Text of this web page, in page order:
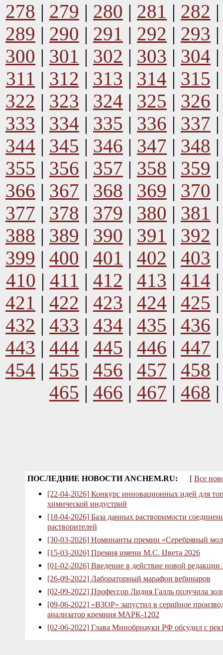
278 | 279 | 280 | 281 | 282
289 | 290 | 291 | 292 | 293
300 | 301 | 302 | 303 | 304
311 | 312 | 313 | 314 | 315
322 | 323 | 324 | 325 | 326
333 | 334 | 335 | 336 | 337
344 | 345 | 346 | 347 | 348
355 | 356 | 357 | 358 | 359
366 | 367 | 368 | 369 | 370
377 | 378 | 379 | 380 | 381
388 | 389 | 390 | 391 | 392
399 | 400 | 401 | 402 | 403
410 | 411 | 412 | 413 | 414
421 | 422 | 423 | 424 | 425
432 | 433 | 434 | 435 | 436
443 | 444 | 445 | 446 | 447
454 | 455 | 456 | 457 | 458
465 | 466 | 467 | 468
ПОСЛЕДНИЕ НОВОСТИ ANCHEM.RU: [ Все
[22-04-2026] Конкурс инновационных идей для
химической индустрий
[18-04-2026] База данных растворимости
растворителей
[30-03-2026] Номинанты премии «Серебряный
[15-03-2026] Премия имени М.С. Цвета 2026
[01-02-2026] Введение в действие новой
[26-09-2022] Лабораторный марафон вебинаров
[02-09-2022] Профессор Лидия Галль получила
[09-06-2022] «ВЗОР» запустил в серийное
анализатор кремния МАРК-1202
[02-06-2022] Глава Минобрнауки РФ обсудил с